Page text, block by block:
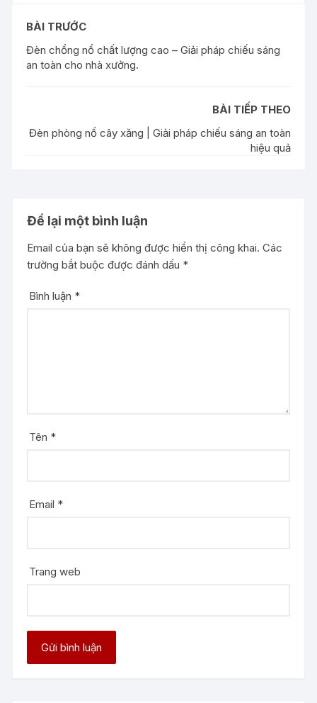
BÀI TRƯỚC
Đèn chổng nổ chất lượng cao – Giải pháp chiếu sáng
an toàn cho nhà xưởng.
BÀI TIẾP THEO
Đèn phòng nổ cây xăng | Giải pháp chiếu sáng an toàn
hiệu quả
Để lại một bình luận
Email của bạn sẽ không được hiển thị công khai. Các
trường bắt buộc được đánh dấu *
Bình luận *
Tên *
Email *
Trang web